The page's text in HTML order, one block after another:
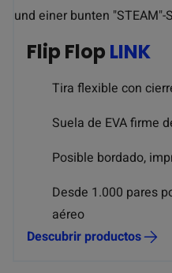
Flip Flop LINK
Tira flexible con
Suela de EVA firme
Posible bordado,
Desde 1.000 pares
aéreo
Descubrir productos